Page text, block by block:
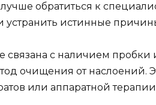
обратиться к
устранить истинные
связана с наличием пробки
очищения от наслоений.
или аппаратной